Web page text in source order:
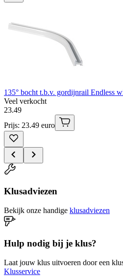
135° bocht t.b.v. gordijnrail Endless
Veel verkocht
23.49
Prijs: 23.49 euro
Klusadviezen
Bekijk onze handige klusadviezen
Hulp nodig bij je klus?
Laat jouw klus uitvoeren door een
Klusservice